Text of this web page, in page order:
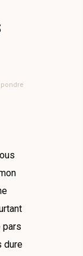
pars
dure